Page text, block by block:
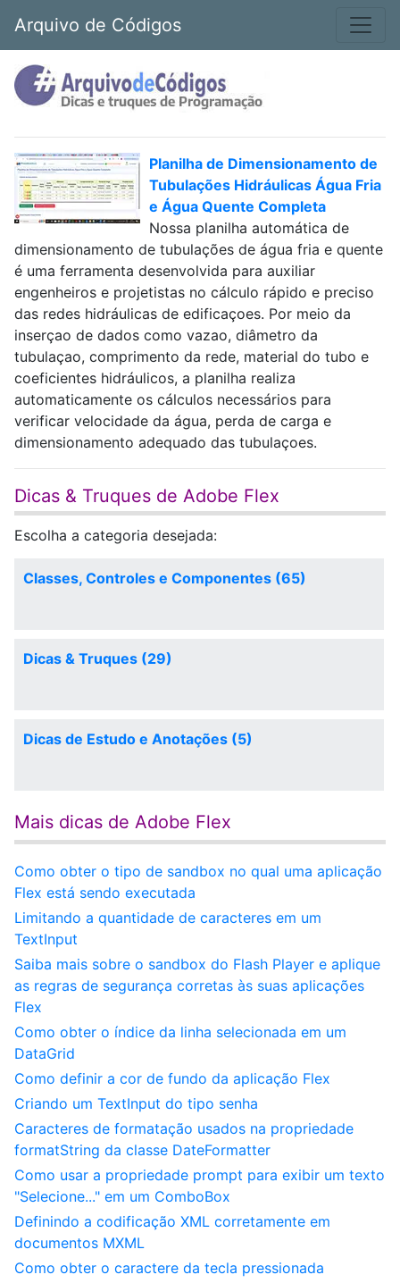
Arquivo de Códigos
Planilha de Dimensionamento de
Tubulações Hidráulicas Água Fria
e Água Quente Completa
Nossa planilha automática de
dimensionamento de tubulações de água fria e quente
é uma ferramenta desenvolvida para auxiliar
engenheiros e projetistas no cálculo rápido e preciso
das redes hidráulicas de edificaçoes. Por meio da
inserçao de dados como vazao, diâmetro da
tubulaçao, comprimento da rede, material do tubo e
coeficientes hidráulicos, a planilha realiza
automaticamente os cálculos necessários para
verificar velocidade da água, perda de carga e
dimensionamento adequado das tubulaçoes.
Dicas & Truques de Adobe Flex
Escolha a categoria desejada:
Classes, Controles e Componentes (65)
Dicas & Truques (29)
Dicas de Estudo e Anotações (5)
Mais dicas de Adobe Flex
Como obter o tipo de sandbox no qual uma aplicação
Flex está sendo executada
Limitando a quantidade de caracteres em um
TextInput
Saiba mais sobre o sandbox do Flash Player e aplique
as regras de segurança corretas às suas aplicações
Flex
Como obter o índice da linha selecionada em um
DataGrid
Como definir a cor de fundo da aplicação Flex
Criando um TextInput do tipo senha
Caracteres de formatação usados na propriedade
formatString da classe DateFormatter
Como usar a propriedade prompt para exibir um texto
"Selecione..." em um ComboBox
Definindo a codificação XML corretamente em
documentos MXML
Como obter o caractere da tecla pressionada